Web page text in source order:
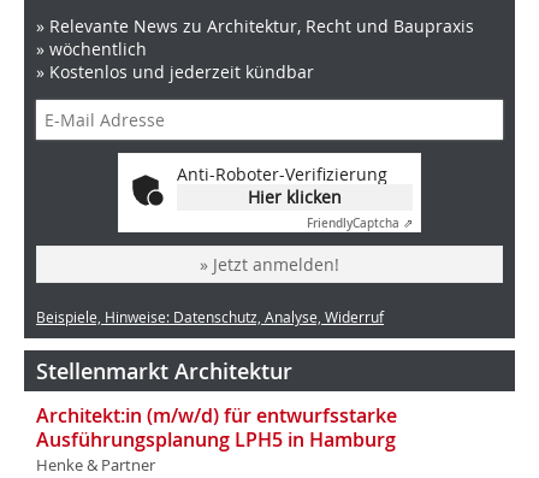
» Relevante News zu Architektur, Recht und Baupraxis
» wöchentlich
» Kostenlos und jederzeit kündbar
Anti-Roboter-Verifizierung
Hier klicken
FriendlyCaptcha ⇗
» Jetzt anmelden!
Beispiele, Hinweise: Datenschutz, Analyse, Widerruf
Stellenmarkt Architektur
Architekt:in (m/w/d) für entwurfsstarke
Ausführungsplanung LPH5 in Hamburg
Henke & Partner